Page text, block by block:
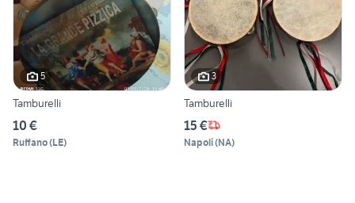
5
Tamburelli
10 €
Ruffano(LE)
3
Tamburelli
15 €
Napoli(NA)